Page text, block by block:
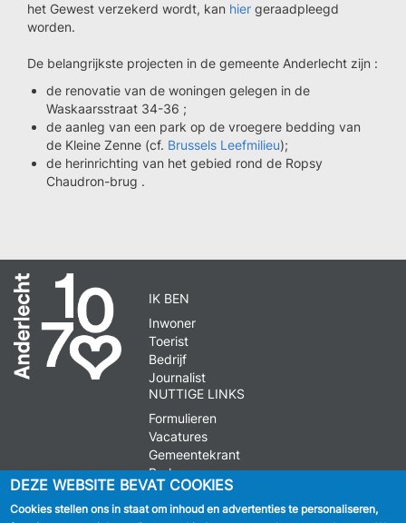
het Gewest verzekerd wordt, kan hier geraadpleegd
worden.
De belangrijkste projecten in de gemeente Anderlecht zijn :
de renovatie van de woningen gelegen in de
Waskaarsstraat 34-36 ;
de aanleg van een park op de vroegere bedding van
de Kleine Zenne (cf. Brussels Leefmilieu);
de herinrichting van het gebied rond de Ropsy
Chaudron-brug .
IK BEN
Inwoner
Toerist
Bedrijf
Journalist
NUTTIGE LINKS
Formulieren
Vacatures
Gemeentekrant
Parkeren
DEZE WEBSITE BEVAT COOKIES
Cookies stellen ons in staat om inhoud en advertenties te personaliseren,